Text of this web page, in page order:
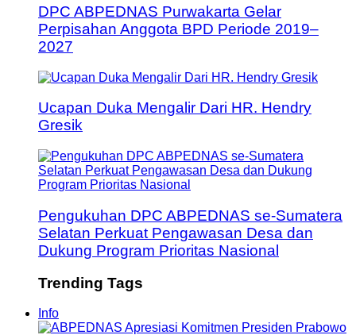
DPC ABPEDNAS Purwakarta Gelar
Perpisahan Anggota BPD Periode 2019–
2027
Ucapan Duka Mengalir Dari HR. Hendry
Gresik
Pengukuhan DPC ABPEDNAS se-Sumatera
Selatan Perkuat Pengawasan Desa dan
Dukung Program Prioritas Nasional
Trending Tags
Info